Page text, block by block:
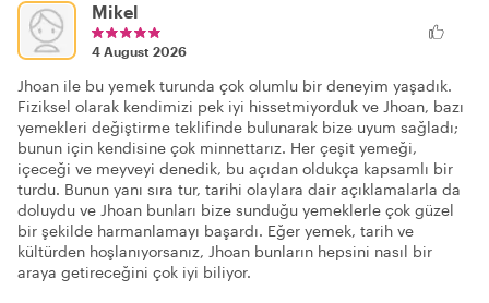
Mikel
4 August 2026
Jhoan ile bu yemek turunda çok olumlu bir deneyim yaşadık.
Fiziksel olarak kendimizi pek iyi hissetmiyorduk ve Jhoan, bazı
yemekleri değiştirme teklifinde bulunarak bize uyum sağladı;
bunun için kendisine çok minnettarız. Her çeşit yemeği,
içeceği ve meyveyi denedik, bu açıdan oldukça kapsamlı bir
turdu. Bunun yanı sıra tur, tarihi olaylara dair açıklamalarla da
doluydu ve Jhoan bunları bize sunduğu yemeklerle çok güzel
bir şekilde harmanlamayı başardı. Eğer yemek, tarih ve
kültürden hoşlanıyorsanız, Jhoan bunların hepsini nasıl bir
araya getireceğini çok iyi biliyor.